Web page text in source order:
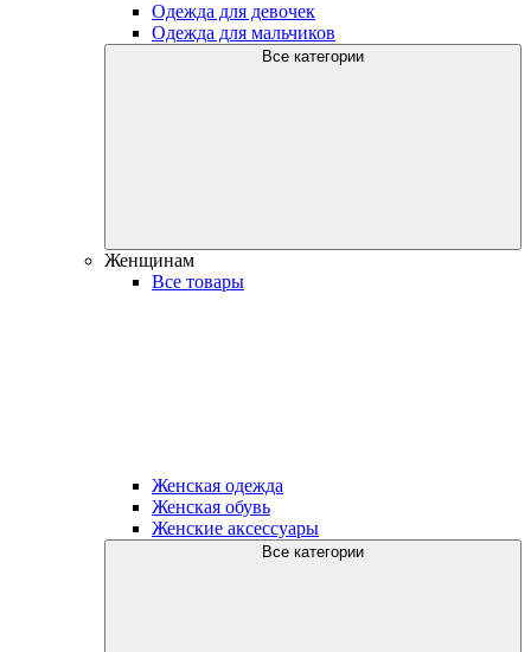
Одежда для девочек
Одежда для мальчиков
Все категории
Женщинам
Все товары
Женская одежда
Женская обувь
Женские аксессуары
Все категории